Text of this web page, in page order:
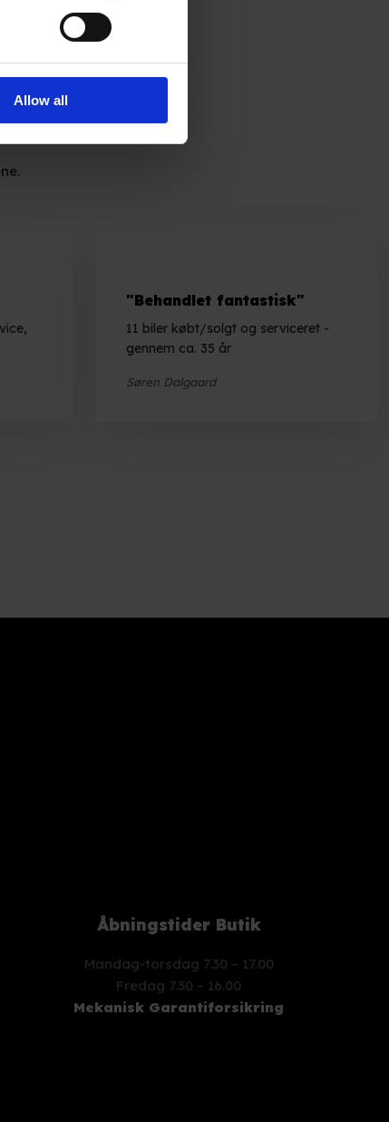
Allow all
"Behandlet fantastisk"
11 biler købt/solgt og serviceret -
gennem ca. 35 år
Søren Dalgaard
Åbningstider Butik
Mandag-torsdag 7.30 – 17.00
​Fredag 7.30 – 16.00
Mekanisk Garantiforsikring